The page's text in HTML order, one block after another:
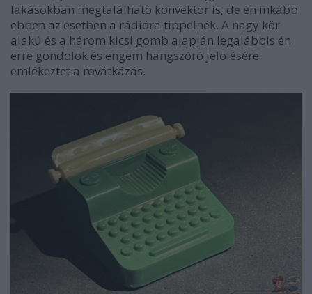
lakásokban megtalálható konvektor is, de én inkább
ebben az esetben a rádióra tippelnék. A nagy kör
alakú és a három kicsi gomb alapján legalábbis én
erre gondolok és engem hangszóró jelölésére
emlékeztet a rovátkázás.